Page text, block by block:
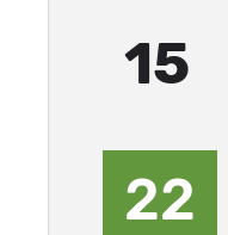
15
22